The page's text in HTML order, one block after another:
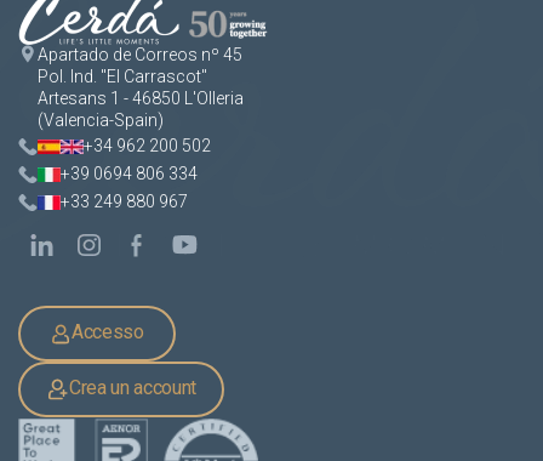
Apartado de Correos nº 45
Pol. Ind. "El Carrascot"
Artesans 1 - 46850 L'Olleria
(Valencia-Spain)
+34 962 200 502
+39 0694 806 334
+33 249 880 967
Accesso
Crea un account